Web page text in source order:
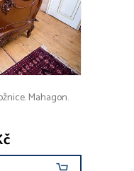
Mahagon.